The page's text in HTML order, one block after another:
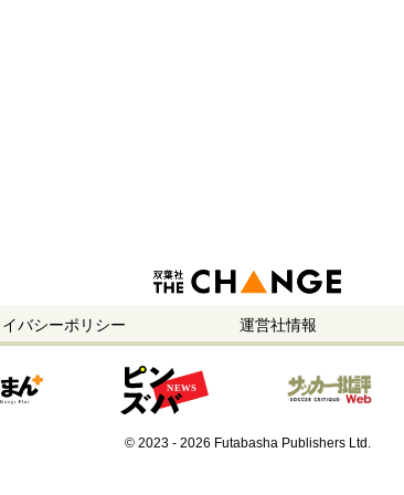
バシーポリシー 運営社情報
© 2023 - 2026 Futabasha Publishers Ltd.